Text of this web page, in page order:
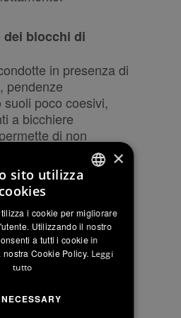
dei blocchi di
in presenza di
pendenze
poco coesivi,
a bicchiere
di non
di ancoraggio in
da
e performance
di terreno
angolazioni
ad ampio
per affrontare
e 90°
ENGLISH
FRENCH
×
sito utilizza
cookies
i cookie per migliorare
Utilizzando il nostro
a tutti i cookie in
Cookie Policy. Leggi
tutto